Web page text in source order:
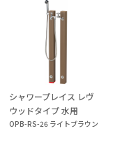
シャワープレイス レヴ
ウッドタイプ 水用
OPB-RS-26 ライトブラウン